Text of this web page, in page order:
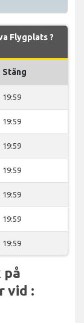
Flygplats ?
Stäng
19:59
19:59
19:59
19:59
19:59
19:59
19:59
på
vid :